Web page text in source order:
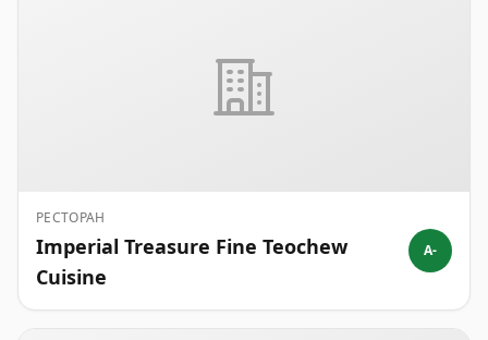
РЕСТОРАН
Imperial Treasure Fine Teochew
Cuisine
A-